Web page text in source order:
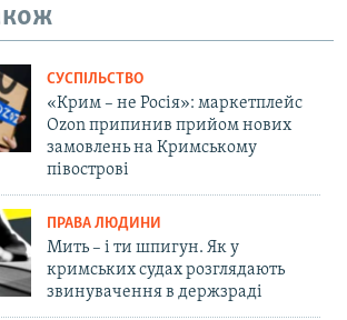
СУСПІЛЬСТВО
«Крим – не Росія»: маркетплейс
Ozon припинив прийом нових
замовлень на Кримському
півострові
ПРАВА ЛЮДИНИ
Мить – і ти шпигун. Як у
кримських судах розглядають
звинувачення в держзраді